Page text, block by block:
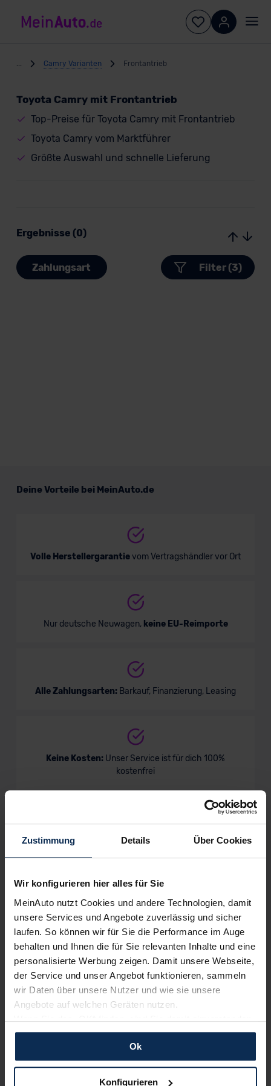
Zustimmung Details Über Cookies
Wir konfigurieren hier alles für Sie
MeinAuto nutzt Cookies und andere Technologien, damit
unsere Services und Angebote zuverlässig und sicher
laufen. So können wir für Sie die Performance im Auge
behalten und Ihnen die für Sie relevanten Inhalte und eine
personalisierte Werbung zeigen. Damit unsere Webseite,
der Service und unser Angebot funktionieren, sammeln
wir Daten über unsere Nutzer und wie sie unsere
Angebote auf welchen Geräten nutzen.
Wenn Sie das „OK“ finden, sind Sie damit einverstanden
und erlauben uns Cookies für unseren Service zu
verwenden und diese Daten an Dritte weiterzugeben,
etwa an unsere Marketingpartner. Falls Sie dem nicht
zustimmen möchten, beschränken wir uns auf die
Ok
Konfigurieren
Camry Varianten Frontantrieb
Toyota Camry mit Frontantrieb
Top-Preise für Toyota Camry mit Frontantrieb
Toyota Camry vom Marktführer
Größte Auswahl und schnelle Lieferung
Ergebnisse (0)
Zahlungsart Filter (3)
Deine Vorteile bei MeinAuto.de
Volle Herstellergarantievom Vertragshändler vor Ort
Nur deutsche Neuwagen, keine EU-Reimporte
Alle Zahlungsarten: Barkauf, Finanzierung, Leasing
Keine Kosten: Unser Service ist für dich 100%
kostenfrei
Kundenzufriedenheit!
Neuwagenmarkt in Deutschland. Unsere Kunden haben
dadurch ihr Wunschauto zum Top-Rabatt erhalten und
bewerten unsere Arbeit positiv.
Sehen Sie sich unsere Bewertungen an:
Erfahren Sie mehr über das Urteil unserer Kunden